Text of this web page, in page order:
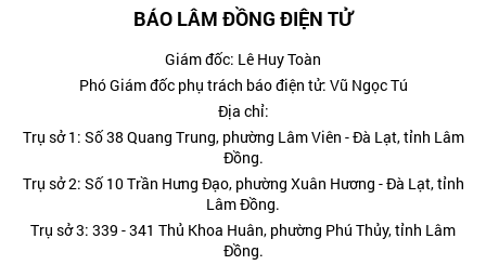
BÁO LÂM ĐỒNG ĐIỆN TỬ
Giám đốc: Lê Huy Toàn
Phó Giám đốc phụ trách báo điện tử: Vũ Ngọc Tú
Địa chỉ:
Trụ sở 1: Số 38 Quang Trung, phường Lâm Viên - Đà Lạt, tỉnh Lâm
Đồng.
Trụ sở 2: Số 10 Trần Hưng Đạo, phường Xuân Hương - Đà Lạt, tỉnh
Lâm Đồng.
Trụ sở 3: 339 - 341 Thủ Khoa Huân, phường Phú Thủy, tỉnh Lâm
Đồng.